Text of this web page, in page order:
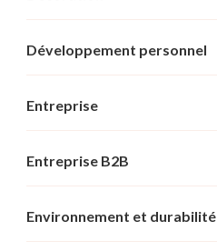
Développement personnel
Entreprise
Entreprise B2B
Environnement et durabilité